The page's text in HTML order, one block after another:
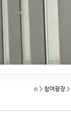
> 참여광장 >